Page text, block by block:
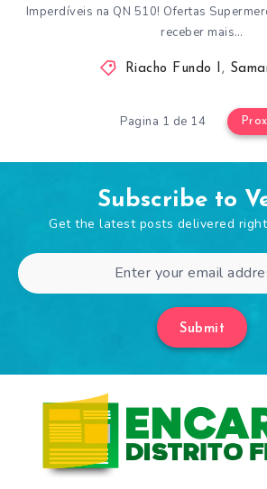
Imperdíveis na QN 510! Ofertas
receber mais…
Riacho Fundo I ,
Pagina 1 de 14
Subscribe to
Get the latest posts delivered
Submit